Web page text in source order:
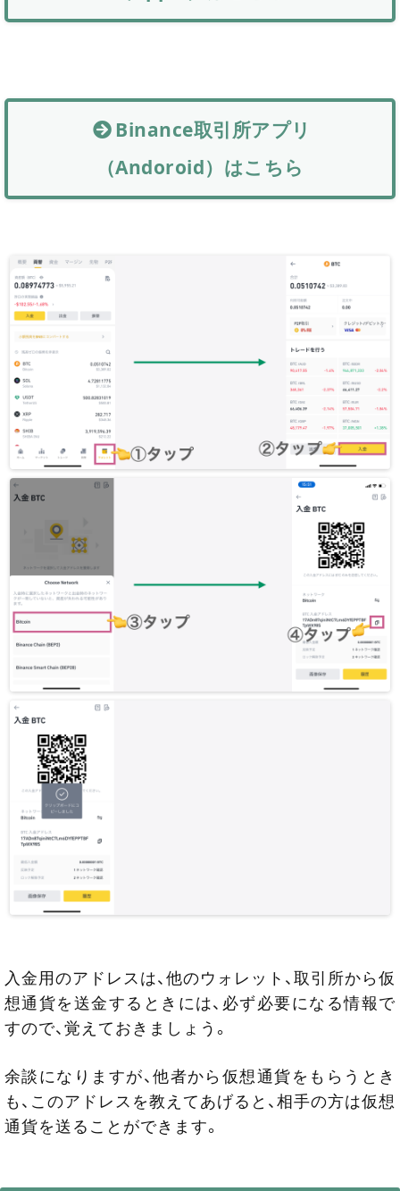
Binance取引所アプリ
（Andoroid）はこちら
入金用のアドレスは、他のウォレット、取引所から仮
想通貨を送金するときには、必ず必要になる情報で
すので、覚えておきましょう。
余談になりますが、他者から仮想通貨をもらうとき
も、このアドレスを教えてあげると、相手の方は仮想
通貨を送ることができます。